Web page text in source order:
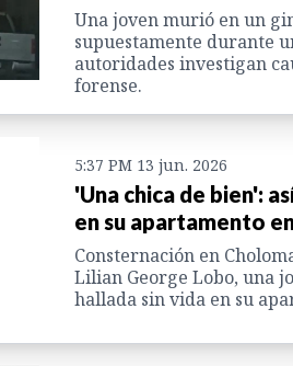
Una joven murió en un
supuestamente durante
autoridades investigan
forense.
5:37 PM 13 jun. 2026
'Una chica de bien':
en su apartamento
Consternación en
Lilian George Lobo, una
hallada sin vida en su